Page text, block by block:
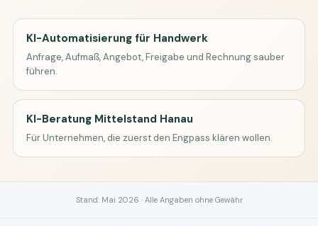
KI-Automatisierung für Handwerk
Anfrage, Aufmaß, Angebot, Freigabe und Rechnung sauber
führen.
KI-Beratung Mittelstand Hanau
Für Unternehmen, die zuerst den Engpass klären wollen.
Stand: Mai 2026 · Alle Angaben ohne Gewähr